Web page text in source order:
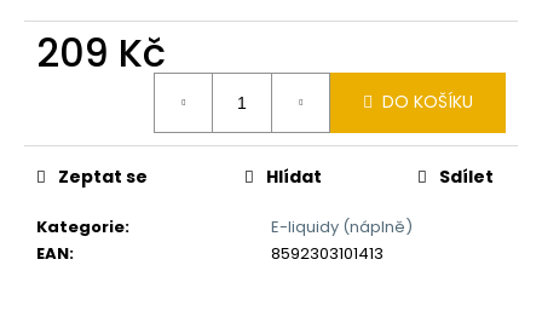
209 Kč
DO KOŠÍKU
Kategorie:
E-liquidy (náplně)
EAN: 8592303101413
Zeptat se Hlídat Sdílet
u
u
m
e
LIO